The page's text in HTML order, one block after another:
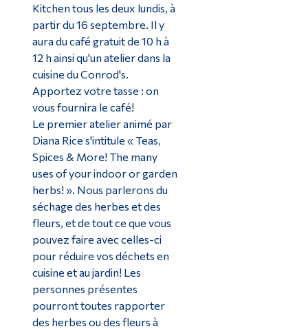
Kitchen tous les deux lundis, à
partir du 16 septembre. Il y
aura du café gratuit de 10 h à
12 h ainsi qu'un atelier dans la
cuisine du Conrod's.
Apportez votre tasse : on
vous fournira le café!
Le premier atelier animé par
Diana Rice s'intitule « Teas,
Spices & More! The many
uses of your indoor or garden
herbs! ». Nous parlerons du
séchage des herbes et des
fleurs, et de tout ce que vous
pouvez faire avec celles-ci
pour réduire vos déchets en
cuisine et au jardin! Les
personnes présentes
pourront toutes rapporter
des herbes ou des fleurs à